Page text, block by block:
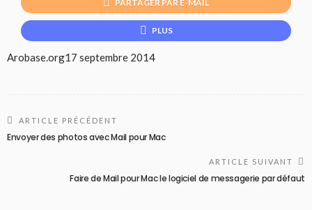
PARTAGER PAR E-MAIL
PLUS
Arobase.org17 septembre 2014
ARTICLE PRÉCÉDENT
Envoyer des photos avec Mail pour Mac
ARTICLE SUIVANT
Faire de Mail pour Mac le logiciel de messagerie par défaut